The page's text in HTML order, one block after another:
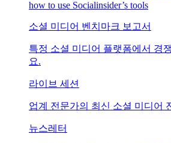
how to use Socialinsider’s tools
소셜 미디어 벤치마크 보고서
특정 소셜 미디어 플랫폼에서 경
요.
라이브 세션
업계 전문가의 최신 소셜 미디어
뉴스레터